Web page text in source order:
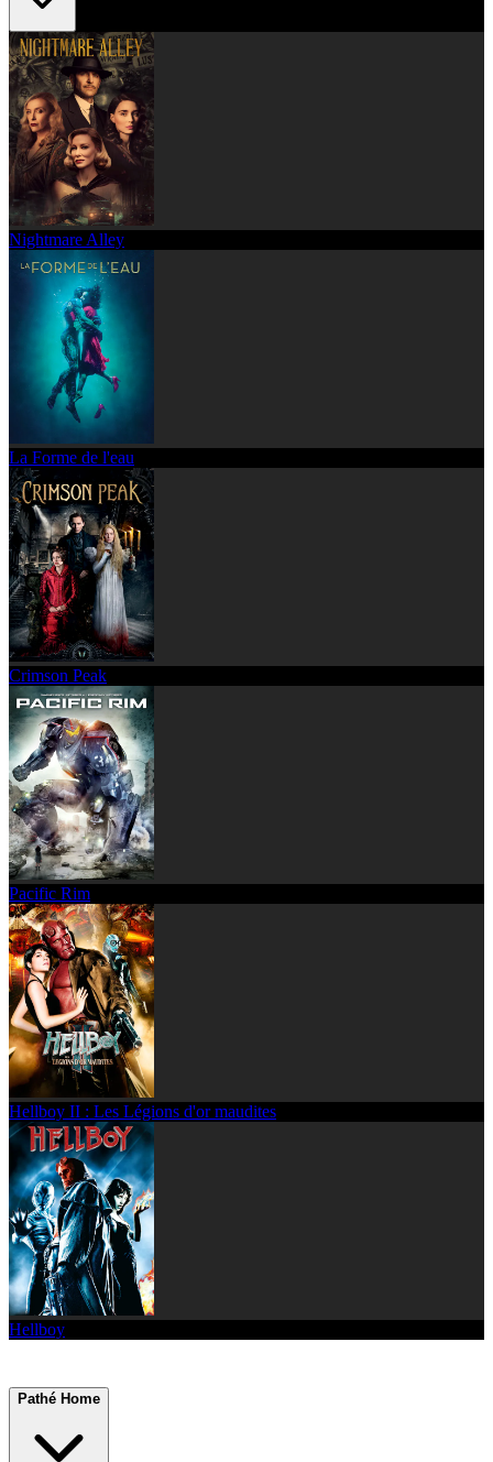
Nightmare Alley
La Forme de l'eau
Crimson Peak
Pacific Rim
Hellboy II : Les Légions d'or maudites
Hellboy
Pathé Home